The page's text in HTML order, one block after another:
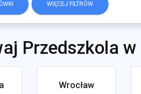
WIĘCEJ FILTRÓW
Przedszkola w
Wrocław